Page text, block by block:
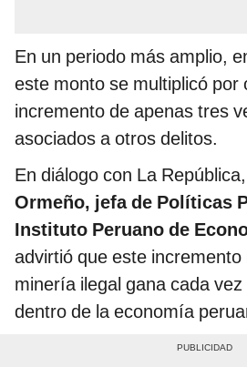
En un periodo más amplio,
este monto se multiplicó por
incremento de apenas tres
asociados a otros delitos.
En diálogo con La República,
Ormeño, jefa de Políticas
Instituto Peruano de
advirtió que este
minería ilegal gana cada
dentro de la economía